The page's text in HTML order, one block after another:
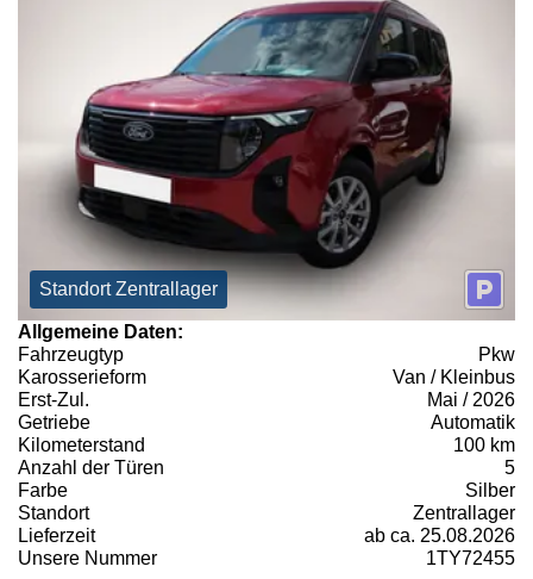
Standort Zentrallager
Allgemeine Daten:
Fahrzeugtyp
Pkw
Karosserieform
Van / Kleinbus
Erst-Zul.
Mai / 2026
Getriebe
Automatik
Kilometerstand
100 km
Anzahl der Türen
5
Farbe
Silber
Standort
Zentrallager
Lieferzeit
ab ca. 25.08.2026
Unsere Nummer
1TY72455